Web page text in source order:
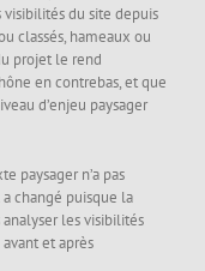
visibilités du site depuis
classés, hameaux ou
projet le rend
en contrebas, et que
d’enjeu paysager
paysager n’a pas
changé puisque la
les visibilités
et après